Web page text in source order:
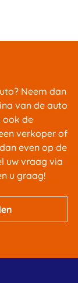
Neem dan
van de auto
ook de
verkoper of
even op de
uw vraag via
u graag!